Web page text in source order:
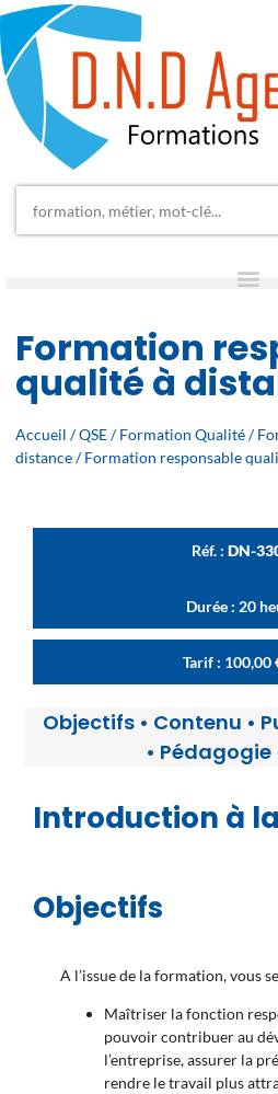
Formation
qualité à
Accueil /QSE/Formation Qualité/
distance/ Formation responsable
Réf. : DN-
Durée : 20
Tarif : 100,00
Objectifs • Contenu •
• Pédagogie
Introduction à
Objectifs
A l’issue de la formation, vous
Maîtriser la fonction
pouvoir contribuer au
l’entreprise, assurer la
rendre le travail plus